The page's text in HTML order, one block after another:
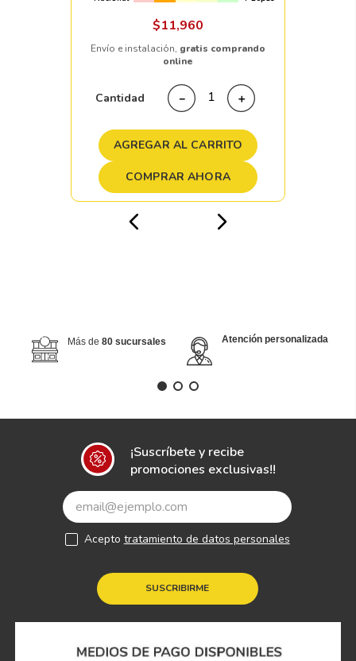
$11,960
Envío e instalación, gratis comprando
online
Cantidad ＋
－
AGREGAR AL CARRITO
COMPRAR AHORA
Más de 80 sucursales Atención personalizada
¡Suscríbete y recibe
promociones exclusivas!!
SUSCRIBIRME
Acepto tratamiento de datos personales